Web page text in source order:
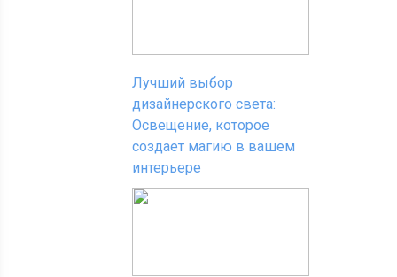
Лучший выбор
дизайнерского света:
Освещение, которое
создает магию в вашем
интерьере